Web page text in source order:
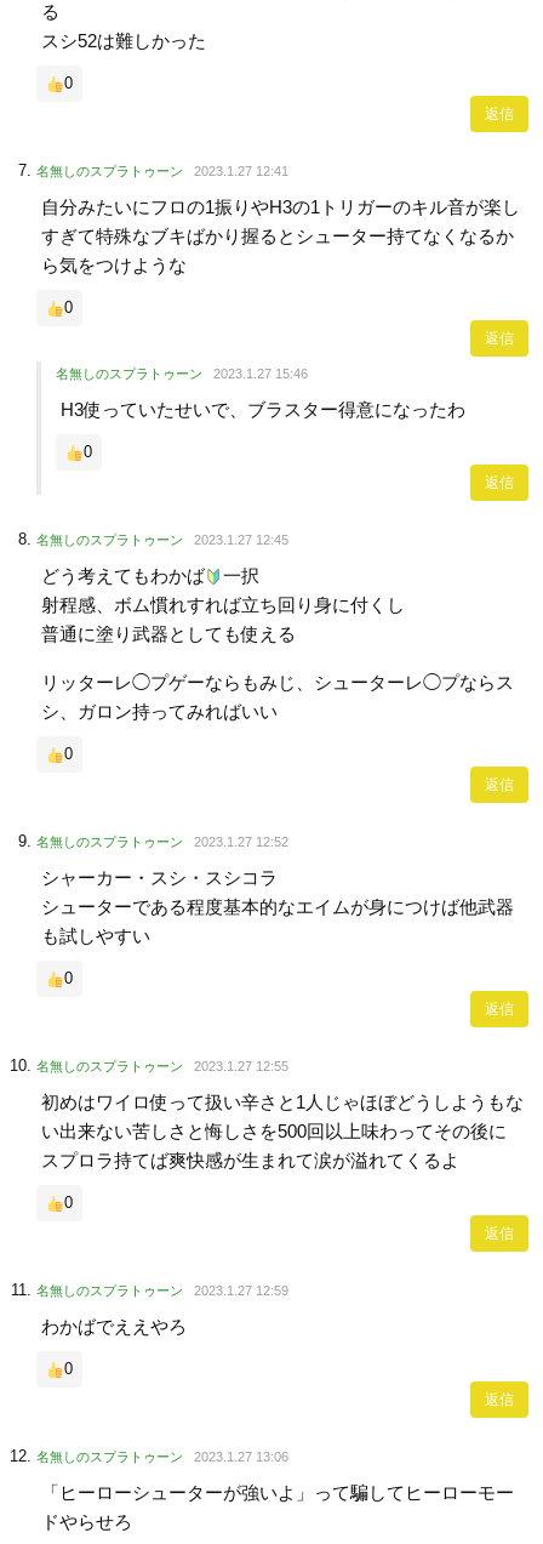
る
スシ52は難しかった
0
返信
名無しのスプラトゥーン 2023.1.27 12:41
自分みたいにフロの1振りやH3の1トリガーのキル音が楽し
すぎて特殊なブキばかり握るとシューター持てなくなるか
ら気をつけような
0
返信
名無しのスプラトゥーン 2023.1.27 15:46
H3使っていたせいで、ブラスター得意になったわ
0
返信
名無しのスプラトゥーン 2023.1.27 12:45
どう考えてもわかば
一択
射程感、ボム慣れすれば立ち回り身に付くし
普通に塗り武器としても使える
リッターレ◯プゲーならもみじ、シューターレ◯プならス
シ、ガロン持ってみればいい
0
返信
名無しのスプラトゥーン 2023.1.27 12:52
シャーカー・スシ・スシコラ
シューターである程度基本的なエイムが身につけば他武器
も試しやすい
0
返信
名無しのスプラトゥーン 2023.1.27 12:55
初めはワイロ使って扱い辛さと1人じゃほぼどうしようもな
い出来ない苦しさと悔しさを500回以上味わってその後に
スプロラ持てば爽快感が生まれて涙が溢れてくるよ
0
返信
名無しのスプラトゥーン 2023.1.27 12:59
わかばでええやろ
0
返信
名無しのスプラトゥーン 2023.1.27 13:06
「ヒーローシューターが強いよ」って騙してヒーローモー
ドやらせろ